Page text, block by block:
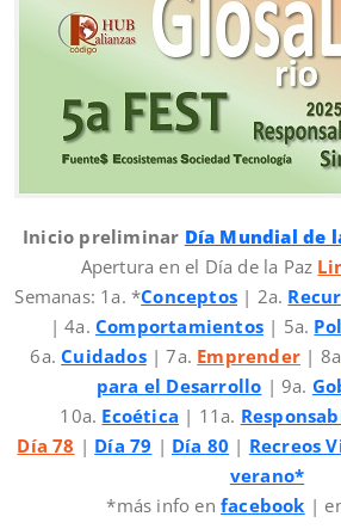
Inicio preliminar Día Mundial de
Apertura en el Día de la Paz
Semanas: 1a. *Conceptos | 2a.
| 4a. Comportamientos| 5a.
6a.Cuidados| 7a. Emprender |
para el Desarrollo | 9a.
10a. Ecoética | 11a.
Día 78 | Día 79 | Día 80 | Recreos
verano*
*más info enfacebook |